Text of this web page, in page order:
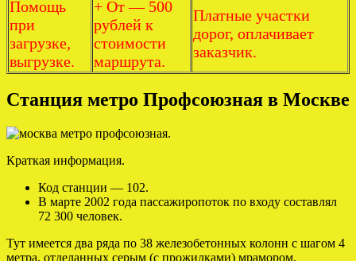
Помощь
при
загрузке,
выгрузке.
+ От — 500
рублей к
стоимости
маршрута.
Платные участки
дорог, оплачивает
заказчик.
Станция метро Профсоюзная в Москве
Краткая информация.
Код станции — 102.
В марте 2002 года пассажиропоток по входу составлял
72 300 человек.
Тут имеется два ряда по 38 железобетонных колонн с шагом 4
метра, отделанных серым (с прожилками) мрамором.